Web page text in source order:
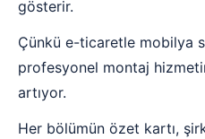
gösterir.
Çünkü e-ticaretle mobilya
profesyonel montaj
artıyor.
Her bölümün özet kartı,